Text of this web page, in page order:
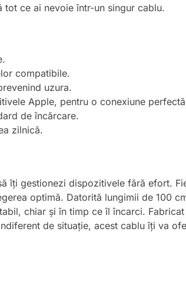
ce ai nevoie într-un singur cablu.
compatibile.
uzura.
Apple, pentru o conexiune
de încărcare.
zilnică.
îți gestionezi dispozitivele fără efort.
optimă. Datorită lungimii de 100
chiar și în timp ce îl încarci.
de situație, acest cablu îți va